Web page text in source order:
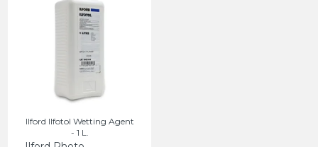
Ilford Ilfotol Wetting Agent
- 1 L.